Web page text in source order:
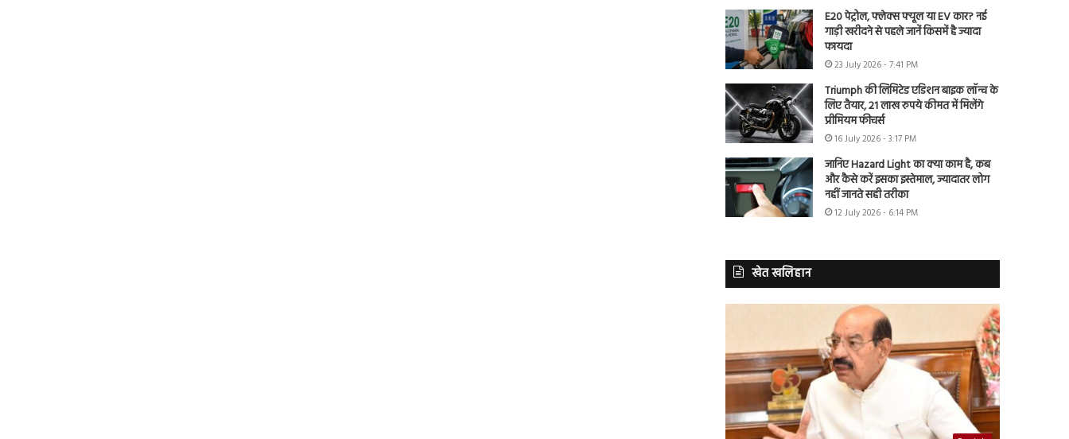
E20 पेट्रोल, फ्लेक्स फ्यूल या EV कार? नई
गाड़ी खरीदने से पहले जानें किसमें है ज्यादा
फायदा
23 July 2026 - 7:41 PM
Triumph की लिमिटेड एडिशन बाइक लॉन्च के
लिए तैयार, 21 लाख रुपये कीमत में मिलेंगे
प्रीमियम फीचर्स
16 July 2026 - 3:17 PM
जानिए Hazard Light का क्या काम है, कब
और कैसे करें इसका इस्तेमाल, ज्यादातर लोग
नहीं जानते सही तरीका
12 July 2026 - 6:14 PM
खेत खलिहान